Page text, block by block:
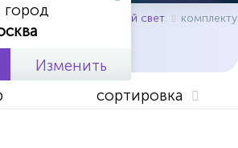
город
Изменить
товаров концертный свет
КОМПЛЕКТУЮЩИЕ
сортировка